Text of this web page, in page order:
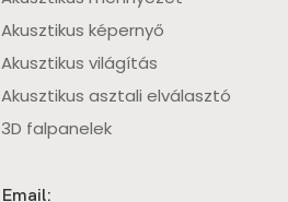
Akusztikus képernyő
Akusztikus világítás
Akusztikus asztali elválasztó
3D falpanelek
Email: